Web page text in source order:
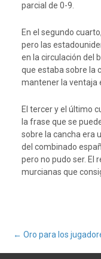
parcial de 0-9.
En el segundo
pero las
en la circulación del
que estaba sobre la
mantener la ventaja
El tercer y el último
la frase que se
sobre la cancha era
del combinado
pero no pudo ser. El
murcianas que
← Oro para los